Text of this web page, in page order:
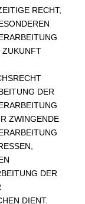
RECHT,
ZUKUNFT
DER
ZWINGENDE
DER
DIENT.